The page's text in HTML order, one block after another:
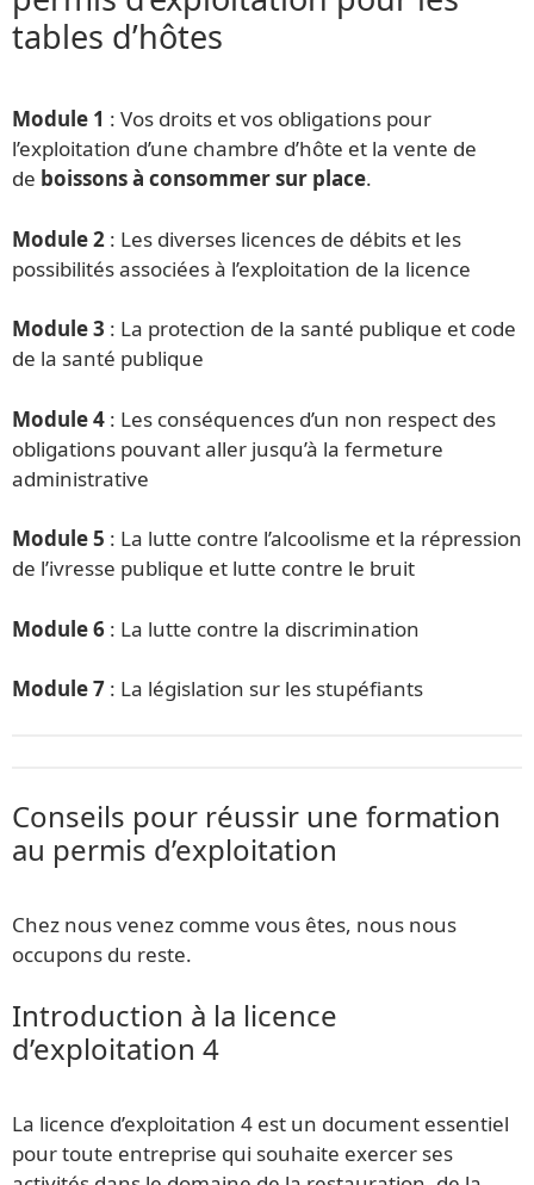
tables d’hôtes
Module 1 : Vos droits et vos obligations pour
l’exploitation d’une chambre d’hôte et la vente de
de boissons à consommer sur place.
Module 2 : Les diverses licences de débits et les
possibilités associées à l’exploitation de la licence
Module 3 : La protection de la santé publique et code
de la santé publique
Module 4 : Les conséquences d’un non respect des
obligations pouvant aller jusqu’à la fermeture
administrative
Module 5 : La lutte contre l’alcoolisme et la répression
de l’ivresse publique et lutte contre le bruit
Module 6 : La lutte contre la discrimination
Module 7 : La législation sur les stupéfiants
Conseils pour réussir une formation
au permis d’exploitation
Chez nous venez comme vous êtes, nous nous
occupons du reste.
Introduction à la licence
d’exploitation 4
La licence d’exploitation 4 est un document essentiel
pour toute entreprise qui souhaite exercer ses